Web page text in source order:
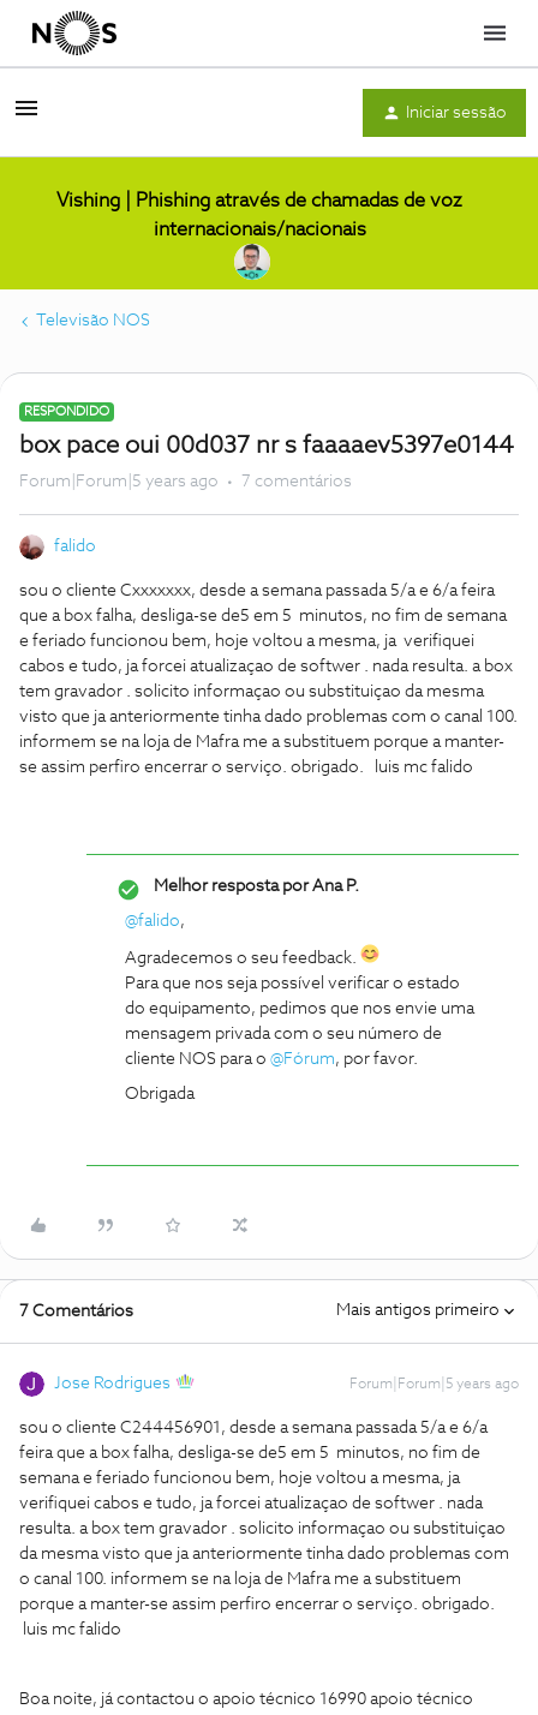
Menu
Iniciar sessão
Vishing | Phishing através de chamadas de voz
internacionais/nacionais
Televisão NOS
RESPONDIDO
box pace oui 00d037 nr s faaaaev5397e0144
Forum|Forum|5 years ago 7 comentários
falido
sou o cliente Cxxxxxxx, desde a semana passada 5/a e 6/a feira
que a box falha, desliga-se de5 em 5 minutos, no fim de semana
e feriado funcionou bem, hoje voltou a mesma, ja verifiquei
cabos e tudo, ja forcei atualizaçao de softwer . nada resulta. a box
tem gravador . solicito informaçao ou substituiçao da mesma
visto que ja anteriormente tinha dado problemas com o canal 100.
informem se na loja de Mafra me a substituem porque a manter-
se assim perfiro encerrar o serviço. obrigado. luis mc falido
Melhor resposta porAna P.
@falido,
Agradecemos o seu feedback.
Para que nos seja possível verificar o estado
do equipamento, pedimos que nos envie uma
mensagem privada com o seu número de
cliente NOS para o @Fórum, por favor.
Obrigada
7 Comentários Mais antigos primeiro
Jose Rodrigues Forum|Forum|5 years ago
sou o cliente C244456901, desde a semana passada 5/a e 6/a
feira que a box falha, desliga-se de5 em 5 minutos, no fim de
semana e feriado funcionou bem, hoje voltou a mesma, ja
verifiquei cabos e tudo, ja forcei atualizaçao de softwer . nada
resulta. a box tem gravador . solicito informaçao ou substituiçao
da mesma visto que ja anteriormente tinha dado problemas com
o canal 100. informem se na loja de Mafra me a substituem
porque a manter-se assim perfiro encerrar o serviço. obrigado.
luis mc falido
Boa noite, já contactou o apoio técnico 16990 apoio técnico